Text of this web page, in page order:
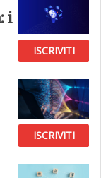
i
ISCRIVITI
ISCRIVITI